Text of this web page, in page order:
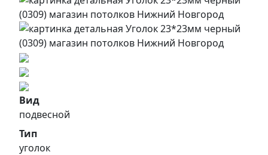
Вид
подвесной
Тип
уголок